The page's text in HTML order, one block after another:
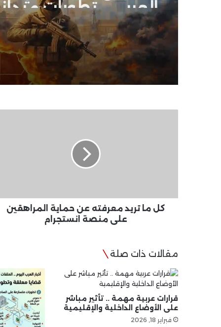
وتحركات رسمية
منصة
انستجرامكل ما تريد معرفته عن حماية المراهقين
على منصة انستجرام
مقالات ذات صلة
قرارات عربية مهمة .. تأثير مباشر
على الأوضاع الداخلية والإقليمية
فبراير 18, 2026